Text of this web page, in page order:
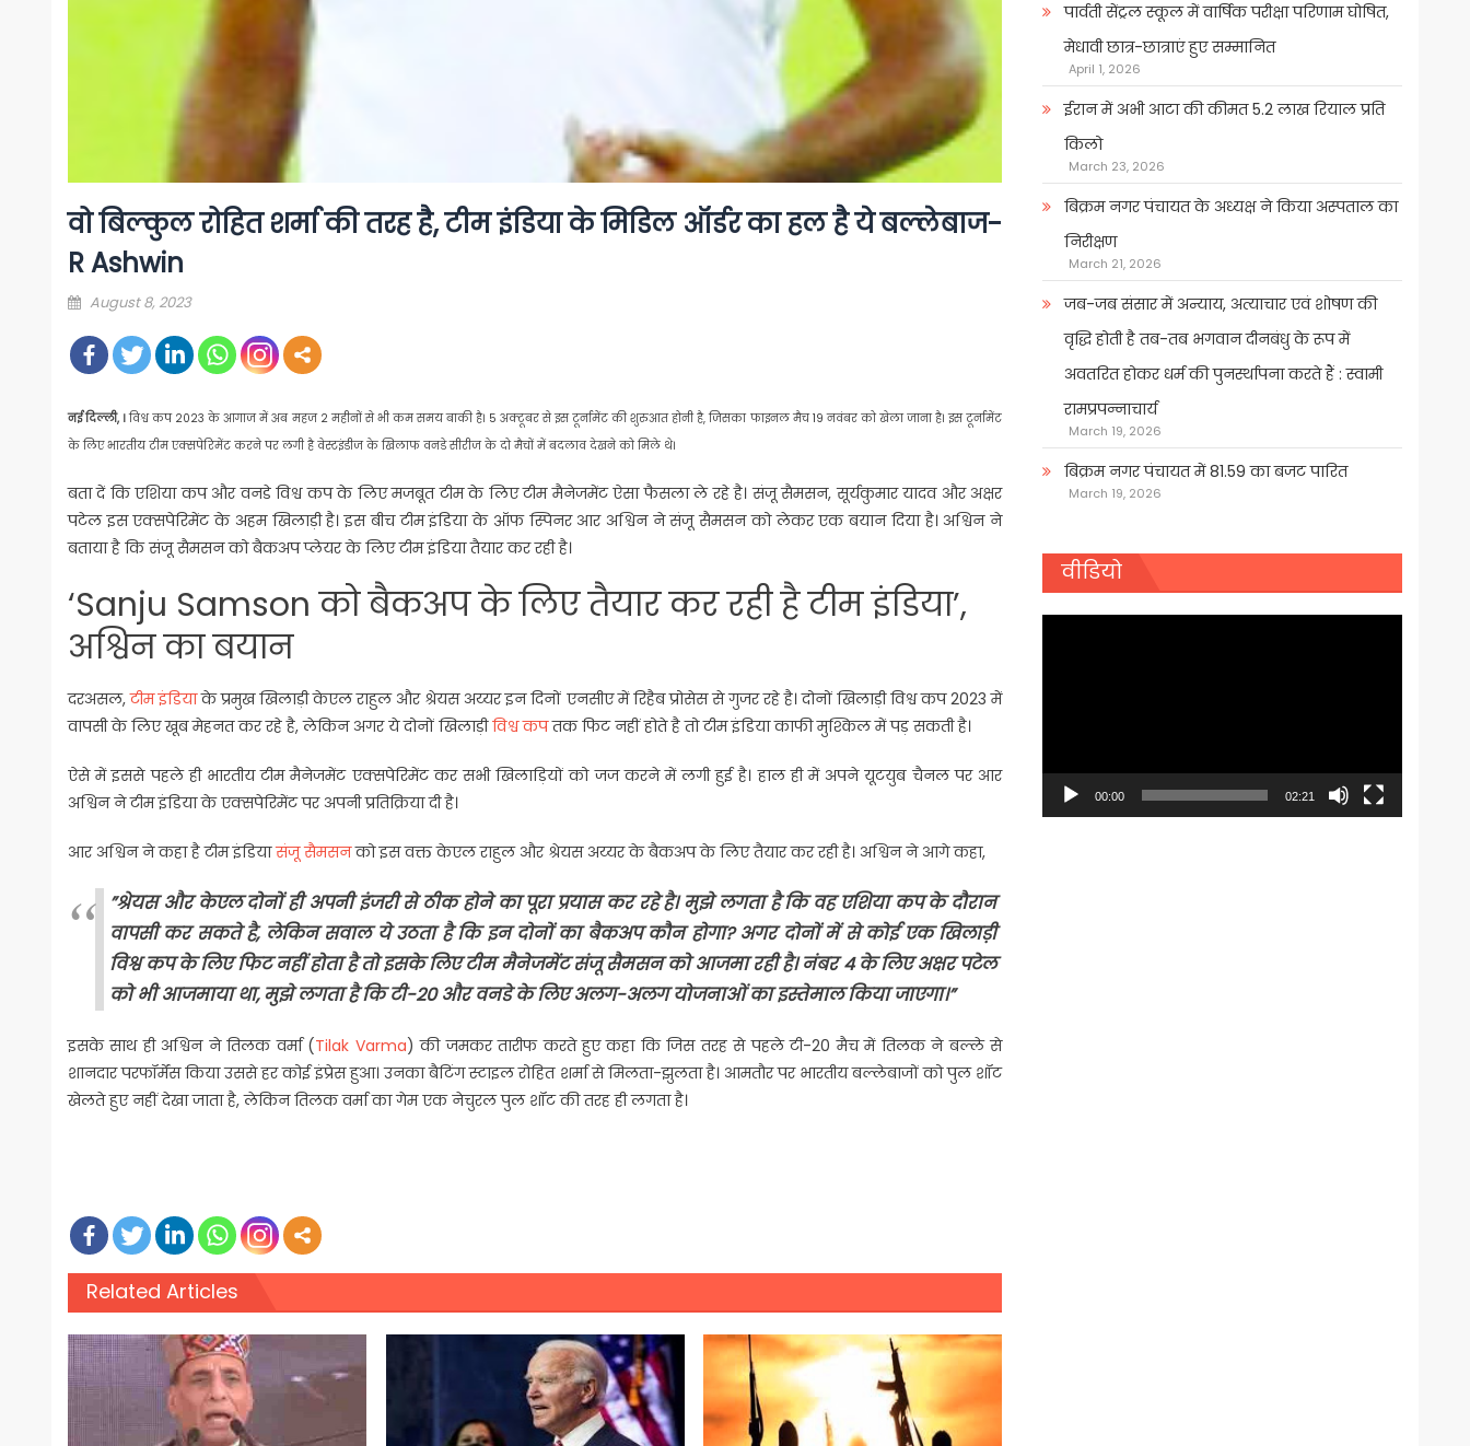
वो बिल्कुल रोहित शर्मा की तरह है, टीम इंडिया के मिडिल ऑर्डर का हल है ये बल्‍लेबाज-
R Ashwin
Posted
August 8, 2023
नई दिल्ली, ।विश्व कप 2023 के आगाज में अब महज 2 महीनों से भी कम समय बाकी है। 5 अक्टूबर से इस टूर्नामेंट की शुरुआत होनी है, जिसका फाइनल मैच 19 नवंबर को खेला जाना है। इस टूर्नामेंट
के लिए भारतीय टीम एक्सपेरिमेंट करने पर लगी है वेस्टइंडीज के खिलाफ वनडे सीरीज के दो मैचों में बदलाव देखने को मिले थे।
बता दें कि एशिया कप और वनडे विश्व कप के लिए मजबूत टीम के लिए टीम मैनेजमेंट ऐसा फैसला ले रहे है। संजू सैमसन, सूर्यकुमार यादव और अक्षर
पटेल इस एक्सपेरिमेंट के अहम खिलाड़ी है। इस बीच टीम इंडिया के ऑफ स्पिनर आर अश्विन ने संजू सैमसन को लेकर एक बयान दिया है। अश्विन ने
बताया है कि संजू सैमसन को बैकअप प्लेयर के लिए टीम इंडिया तैयार कर रही है।
‘Sanju Samson को बैकअप के लिए तैयार कर रही है टीम इंडिया’,
अश्विन का बयान
दरअसल,टीम इंडियाके प्रमुख खिलाड़ी केएल राहुल और श्रेयस अय्यर इन दिनों एनसीए में रिहैब प्रोसेस से गुजर रहे है। दोनों खिलाड़ी विश्व कप 2023 में
वापसी के लिए खूब मेहनत कर रहे है, लेकिन अगर ये दोनों खिलाड़ीविश्व कपतक फिट नहीं होते है तो टीम इंडिया काफी मुश्किल में पड़ सकती है।
ऐसे में इससे पहले ही भारतीय टीम मैनेजमेंट एक्सपेरिमेंट कर सभी खिलाड़ियों को जज करने में लगी हुई है। हाल ही में अपने यूटयुब चैनल पर आर
अश्विन ने टीम इंडिया के एक्सपेरिमेंट पर अपनी प्रतिक्रिया दी है।
आर अश्विन ने कहा है टीम इंडियासंजू सैमसनको इस वक्त केएल राहुल और श्रेयस अय्यर के बैकअप के लिए तैयार कर रही है। अश्विन ने आगे कहा,
”श्रेयस और केएल दोनों ही अपनी इंजरी से ठीक होने का पूरा प्रयास कर रहे है। मुझे लगता है कि वह एशिया कप के दौरान
वापसी कर सकते है, लेकिन सवाल ये उठता है कि इन दोनों का बैकअप कौन होगा? अगर दोनों में से कोई एक खिलाड़ी
विश्व कप के लिए फिट नहीं होता है तो इसके लिए टीम मैनेजमेंट संजू सैमसन को आजमा रही है। नंबर 4 के लिए अक्षर पटेल
को भी आजमाया था, मुझे लगता है कि टी-20 और वनडे के लिए अलग-अलग योजनाओं का इस्तेमाल किया जाएगा।”
इसके साथ ही अश्विन ने तिलक वर्मा (Tilak Varma) की जमकर तारीफ करते हुए कहा कि जिस तरह से पहले टी-20 मैच में तिलक ने बल्ले से
शानदार परफॉर्मेंस किया उससे हर कोई इंप्रेस हुआ। उनका बैटिंग स्टाइल रोहित शर्मा से मिलता-झुलता है। आमतौर पर भारतीय बल्लेबाजों को पुल शॉट
खेलते हुए नहीं देखा जाता है, लेकिन तिलक वर्मा का गेम एक नेचुरल पुल शॉट की तरह ही लगता है।
Related Articles
पार्वती सेंट्रल स्कूल में वार्षिक परीक्षा परिणाम घोषित,
मेधावी छात्र-छात्राएं हुए सम्मानित
April 1, 2026
ईरान में अभी आटा की कीमत 5.2 लाख रियाल प्रति
किलो
March 23, 2026
बिक्रम नगर पंचायत के अध्यक्ष ने किया अस्पताल का
निरीक्षण
March 21, 2026
जब-जब संसार में अन्याय, अत्याचार एवं शोषण की
वृद्धि होती है तब-तब भगवान दीनबंधु के रूप में
अवतरित होकर धर्म की पुनर्स्थापना करते हैं : स्वामी
रामप्रपन्नाचार्य
March 19, 2026
बिक्रम नगर पंचायत में 81.59 का बजट पारित
March 19, 2026
वीडियो
00:00 02:21